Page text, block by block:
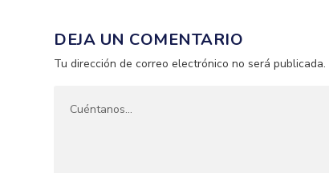
DEJA UN COMENTARIO
Tu dirección de correo electrónico no será publicada.